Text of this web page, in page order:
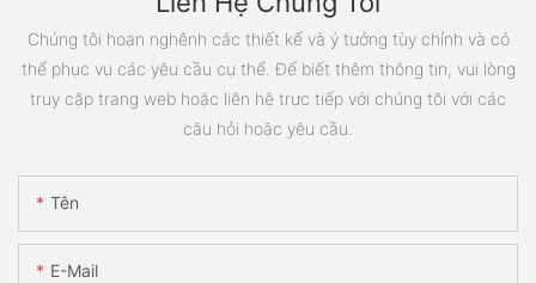
Chúng tôi hoan nghênh các thiết kế và ý tưởng tùy chỉnh và có
thể phục vụ các yêu cầu cụ thể. Để biết thêm thông tin, vui lòng
truy cập trang web hoặc liên hệ trực tiếp với chúng tôi với các
câu hỏi hoặc yêu cầu.
Tên
E-Mail